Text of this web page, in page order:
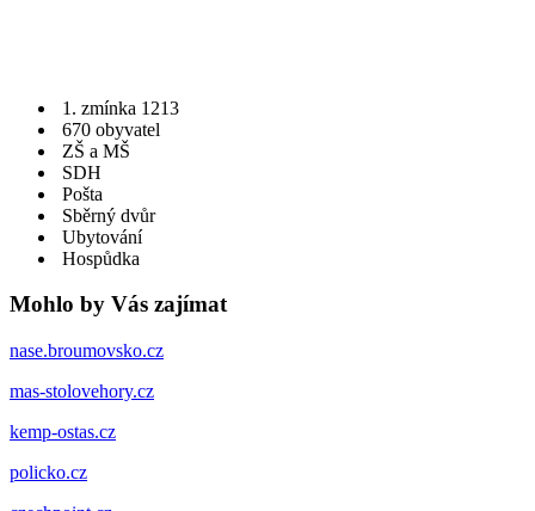
1. zmínka 1213
670 obyvatel
ZŠ a MŠ
SDH
Pošta
Sběrný dvůr
Ubytování
Hospůdka
Mohlo by Vás zajímat
nase.broumovsko.cz
mas-stolovehory.cz
kemp-ostas.cz
policko.cz